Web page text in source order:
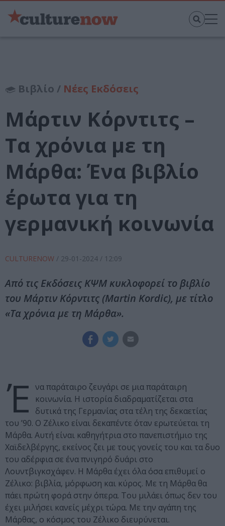
Βιβλίο / Νέες Εκδόσεις
Μάρτιν Κόρντιτς –
Tα χρόνια με τη
Μάρθα: Ένα βιβλίο
έρωτα για τη
γερμανική κοινωνία
CULTURENOW / 29-01-2024 / 12:09
Από τις Εκδόσεις ΚΨΜ κυκλοφορεί το βιβλίο
του Μάρτιν Κόρντιτς (Martin Kordic), με τίτλο
«Tα χρόνια με τη Μάρθα».
Έ να παράταιρο ζευγάρι σε μια παράταιρη
κοινωνία. Η ιστορία διαδραματίζεται στα
δυτικά της Γερμανίας στα τέλη της δεκαετίας
του ’90. Ο Ζέλικο είναι δεκαπέντε όταν ερωτεύεται τη
Μάρθα. Αυτή είναι καθηγήτρια στο πανεπιστήμιο της
Χαϊδελβέργης, εκείνος ζει με τους γονείς του και τα δυο
του αδέρφια σε ένα πνιγηρό δυάρι στο
Λουντβιγκσχάφεν. Η Μάρθα έχει όλα όσα επιθυμεί ο
Ζέλικο: βιβλία, μόρφωση και κύρος. Με τη Μάρθα θα
πάει πρώτη φορά στην όπερα. Του μιλάει όπως δεν του
έχει μιλήσει κανείς μέχρι τώρα. Με την αγάπη της
Μάρθας, ο κόσμος του Ζέλικο διευρύνεται.